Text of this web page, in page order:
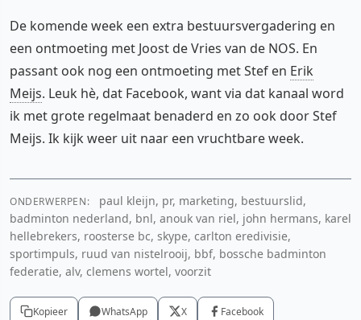
De komende week een extra bestuursvergadering en
een ontmoeting met Joost de Vries van de NOS. En
passant ook nog een ontmoeting met Stef en Erik
Meijs. Leuk hè, dat Facebook, want via dat kanaal word
ik met grote regelmaat benaderd en zo ook door Stef
Meijs. Ik kijk weer uit naar een vruchtbare week.
ONDERWERPEN:
paul kleijn, pr, marketing, bestuurslid,
badminton nederland, bnl, anouk van riel, john hermans, karel
hellebrekers, roosterse bc, skype, carlton eredivisie,
sportimpuls, ruud van nistelrooij, bbf, bossche badminton
federatie, alv, clemens wortel, voorzit
Kopieer WhatsApp X Facebook